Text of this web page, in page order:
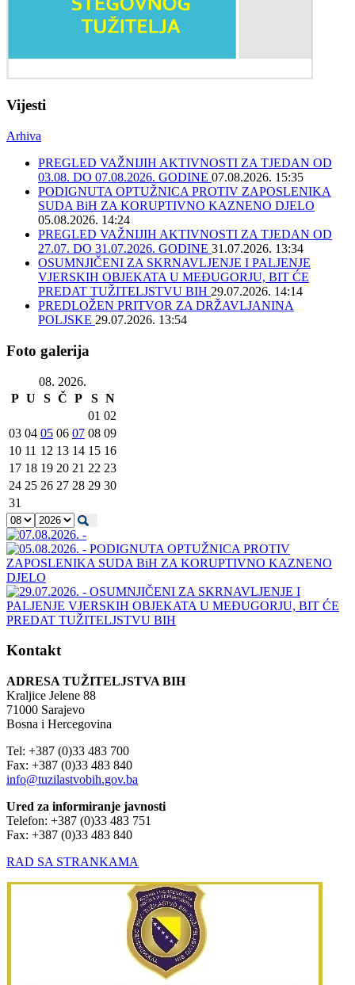
Vijesti
Arhiva
PREGLED VAŽNIJIH AKTIVNOSTI ZA TJEDAN OD
03.08. DO 07.08.2026. GODINE 07.08.2026. 15:35
PODIGNUTA OPTUŽNICA PROTIV ZAPOSLENIKA
SUDA BiH ZA KORUPTIVNO KAZNENO DJELO
05.08.2026. 14:24
PREGLED VAŽNIJIH AKTIVNOSTI ZA TJEDAN OD
27.07. DO 31.07.2026. GODINE 31.07.2026. 13:34
OSUMNJIČENI ZA SKRNAVLJENJE I PALJENJE
VJERSKIH OBJEKATA U MEĐUGORJU, BIT ĆE
PREDAT TUŽITELJSTVU BIH 29.07.2026. 14:14
PREDLOŽEN PRITVOR ZA DRŽAVLJANINA
POLJSKE 29.07.2026. 13:54
Foto galerija
08. 2026.
P U S Č P S N
01 02
03 04 05 06 07 08 09
10 11 12 13 14 15 16
17 18 19 20 21 22 23
24 25 26 27 28 29 30
31
Kontakt
ADRESA TUŽITELJSTVA BIH
Kraljice Jelene 88
71000 Sarajevo
Bosna i Hercegovina
Tel: +387 (0)33 483 700
Fax: +387 (0)33 483 840
info@tuzilastvobih.gov.ba
Ured za informiranje javnosti
Telefon: +387 (0)33 483 751
Fax: +387 (0)33 483 840
RAD SA STRANKAMA